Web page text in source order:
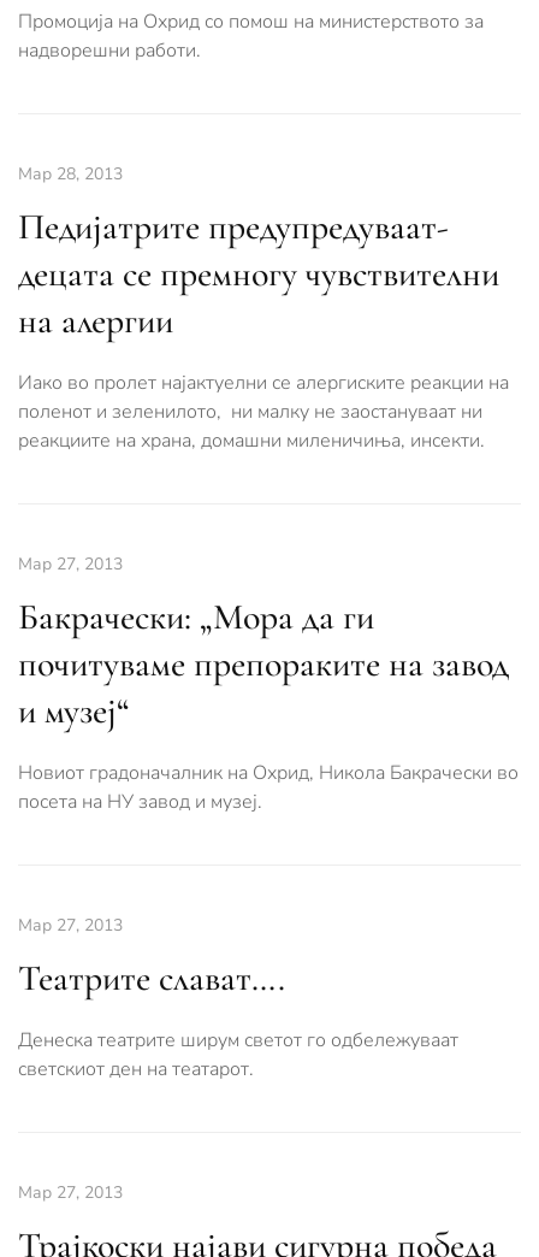
Промоција на Охрид со помош на министерството за
надворешни работи.
Мар 28, 2013
Педијатрите предупредуваат-
децата се премногу чувствителни
на алергии
Иако во пролет најактуелни се алергиските реакции на
поленот и зеленилото, ни малку не заостануваат ни
реакциите на храна, домашни миленичиња, инсекти.
Мар 27, 2013
Бакрачески: „Мора да ги
почитуваме препораките на завод
и музеј“
Новиот градоначалник на Охрид, Никола Бакрачески во
посета на НУ завод и музеј.
Мар 27, 2013
Театрите слават….
Денеска театрите ширум светот го одбележуваат
светскиот ден на театарот.
Мар 27, 2013
Трајкоски најави сигурна победа